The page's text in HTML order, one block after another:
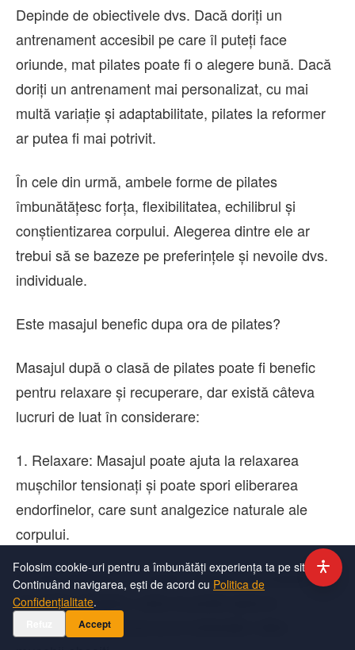
Depinde de obiectivele dvs. Dacă doriți un
antrenament accesibil pe care îl puteți face
oriunde, mat pilates poate fi o alegere bună. Dacă
doriți un antrenament mai personalizat, cu mai
multă variație și adaptabilitate, pilates la reformer
ar putea fi mai potrivit.
În cele din urmă, ambele forme de pilates
îmbunătățesc forța, flexibilitatea, echilibrul și
conștientizarea corpului. Alegerea dintre ele ar
trebui să se bazeze pe preferințele și nevoile dvs.
individuale.
Este masajul benefic dupa ora de pilates?
Masajul după o clasă de pilates poate fi benefic
pentru relaxare și recuperare, dar există câteva
lucruri de luat în considerare:
1. Relaxare: Masajul poate ajuta la relaxarea
mușchilor tensionați și poate spori eliberarea
endorfinelor, care sunt analgezice naturale ale
corpului.
2. Îmbunătățirea circulației: Masajul stimulează
circulația sângelui, ceea ce poate ajuta la
transportul oxigenului și al nutrienților către
Folosim cookie-uri pentru a îmbunătăți experiența ta pe site.
Continuând navigarea, ești de acord cu Politica de
Confidențialitate.
Accept